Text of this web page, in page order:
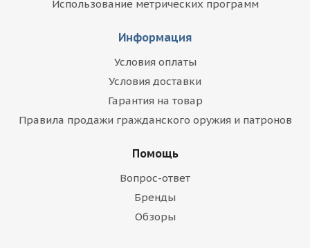
Использование метрических программ
Информация
Условия оплаты
Условия доставки
Гарантия на товар
Правила продажи гражданского оружия и патронов
Помощь
Вопрос-ответ
Бренды
Обзоры